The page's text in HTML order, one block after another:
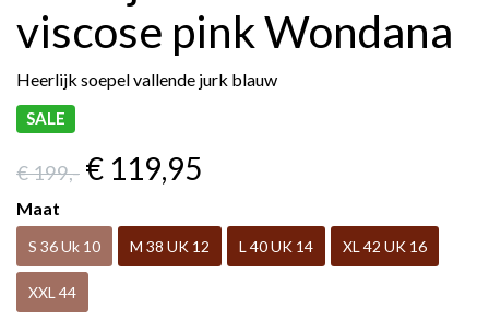
viscose pink Wondana
Heerlijk soepel vallende jurk blauw
SALE
€ 199,- € 119,95
Maat
S 36 Uk 10 M 38 UK 12 L 40 UK 14 XL 42 UK 16
XXL 44